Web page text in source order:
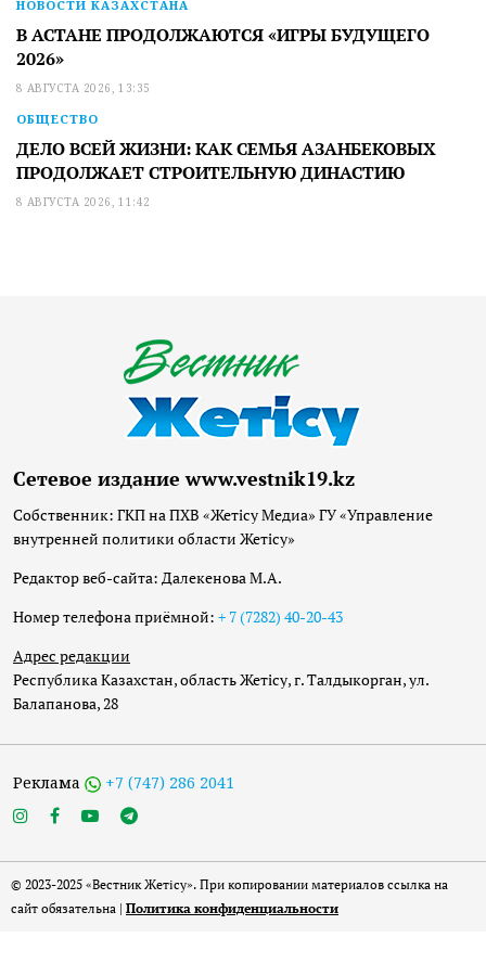
НОВОСТИ КАЗАХСТАНА
В АСТАНЕ ПРОДОЛЖАЮТСЯ «ИГРЫ БУДУЩЕГО
2026»
8 АВГУСТА 2026, 13:35
ОБЩЕСТВО
ДЕЛО ВСЕЙ ЖИЗНИ: КАК СЕМЬЯ АЗАНБЕКОВЫХ
ПРОДОЛЖАЕТ СТРОИТЕЛЬНУЮ ДИНАСТИЮ
8 АВГУСТА 2026, 11:42
Сетевое издание www.vestnik19.kz
Собственник: ГКП на ПХВ «Жетісу Медиа» ГУ «Управление
внутренней политики области Жетісу»
Редактор веб-сайта: Далекенова М.А.
Номер телефона приёмной: + 7 (7282) 40-20-43
Адрес редакции
Республика Казахстан, область Жетісу, г. Талдыкорган, ул.
Балапанова, 28
Реклама +7 (747) 286 2041
© 2023-2025 «Вестник Жетісу». При копировании материалов ссылка на
сайт обязательна | Политика конфиденциальности